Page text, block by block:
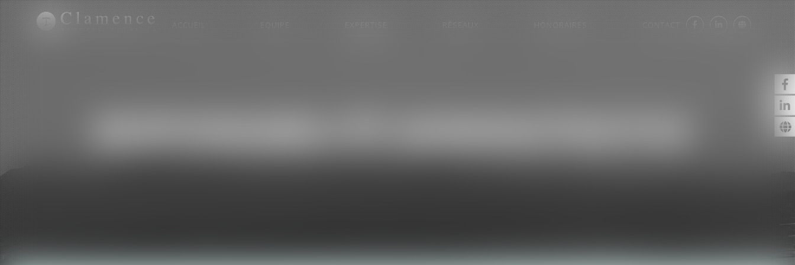
ACCUEIL EQUIPE EXPERTISE RÉSEAUX HONORAIRES CONTACT